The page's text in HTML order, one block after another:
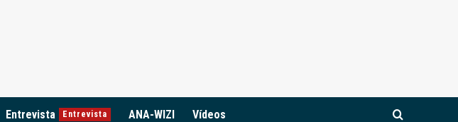
Entrevista Entrevista ANA-WIZI Vídeos